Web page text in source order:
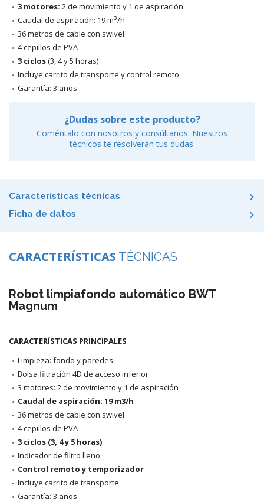
3 motores: 2 de movimiento y 1 de aspiración
Caudal de aspiración: 19 m3/h
36 metros de cable con swivel
4 cepillos de PVA
3 ciclos(3, 4 y 5 horas)
Incluye carrito de transporte y control remoto
Garantía: 3 años
¿Dudas sobre este producto?
Coméntalo con nosotros y consúltanos. Nuestros
técnicos te resolverán tus dudas.
Características técnicas
Ficha de datos
CARACTERÍSTICAS TÉCNICAS
Robot limpiafondo automático BWT
Magnum
CARACTERÍSTICAS PRINCIPALES
Limpieza: fondo y paredes
Bolsa filtración 4D de acceso inferior
3 motores: 2 de movimiento y 1 de aspiración
Caudal de aspiración: 19 m3/h
36 metros de cable con swivel
4 cepillos de PVA
3 ciclos (3, 4 y 5 horas)
Indicador de filtro lleno
Control remoto y temporizador
Incluye carrito de transporte
Garantía: 3 años